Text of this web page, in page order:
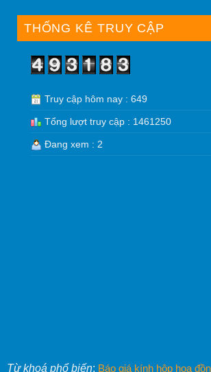
THỐNG KÊ TRUY CẬP
Truy cập hôm nay : 649
Tổng lượt truy cập : 1461250
Đang xem : 2
Từ khoá phổ biến: Báo giá kính hộp hoa